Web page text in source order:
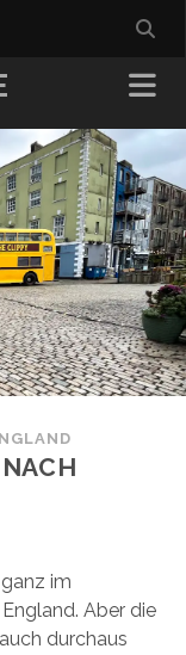
im
Aber die
durchaus